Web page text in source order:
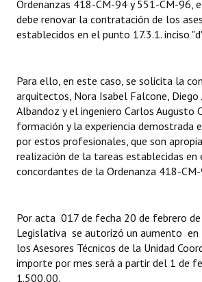
Ordenanzas 418-CM-94 y 551-CM-96,
debe renovar la contratación de los
establecidos en el punto 17.3.1. inciso
Para ello, en este caso, se solicita la
arquitectos, Nora Isabel Falcone, Diego
Albandoz y el ingeniero Carlos Augusto
formación y la experiencia demostrada
por estos profesionales, que son
realización de la tareas establecidas en
concordantes de la Ordenanza 418-
Por acta 017 de fecha 20 de febrero
Legislativa se autorizó un aumento en
los Asesores Técnicos de la Unidad
importe por mes será a partir del 1 de
1.500,00.